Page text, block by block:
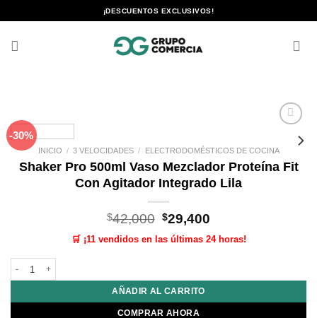
al
¡DESCUENTOS EXCLUSIVOS!
-30%
lista de
deseos
INICIO / 3 VELOCIDADES / ELECTRODOMÉSTICOS DE COCINA
Shaker Pro 500ml Vaso Mezclador Proteína Fit
Con Agitador Integrado Lila
$42,000 El
precio
original
$29,400
actual
🛒 ¡11 vendidos en las últimas 24 horas!
AÑADIR AL CARRITO
COMPRAR AHORA